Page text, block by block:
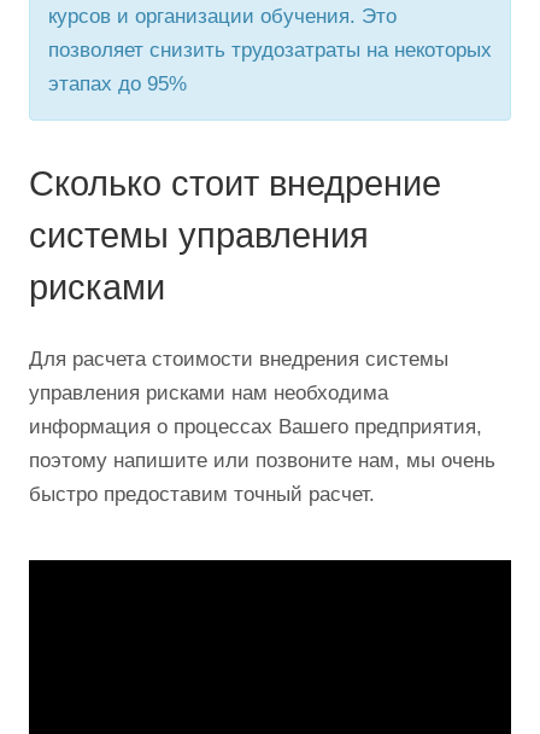
курсов и организации обучения. Это
позволяет снизить трудозатраты на некоторых
этапах до 95%
Сколько стоит внедрение
системы управления
рисками
Для расчета стоимости внедрения системы
управления рисками нам необходима
информация о процессах Вашего предприятия,
поэтому напишите или позвоните нам, мы очень
быстро предоставим точный расчет.